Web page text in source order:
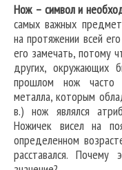
Нож – символ и
самых важных
на протяжении всей
его замечать, потому
других, окружающих
прошлом нож часто
металла, которым
в.) нож являлся
Ножичек висел на
определенном
расставался. Почему